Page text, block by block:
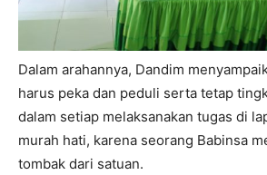
Dalam arahannya, Dandim
harus peka dan peduli serta tetap
dalam setiap melaksanakan tugas di
murah hati, karena seorang Babinsa
tombak dari satuan.